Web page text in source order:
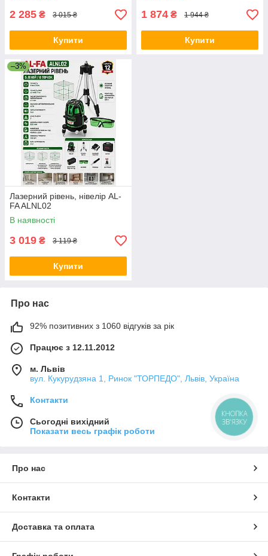
2 285 ₴ 3 015 ₴
Купити
1 874 ₴ 1 944 ₴
Купити
–3%
Лазерний рівень, нівелір AL-
FA ALNL02
В наявності
3 019 ₴ 3 119 ₴
Купити
Про нас
92% позитивних з 1060 відгуків за рік
Працює з 12.11.2012
м. Львів
вул. Кукурудзяна 1, Ринок "ТОРПЕДО", Львів, Україна
Контакти
Сьогодні вихідний
Показати весь графік роботи
Про нас
Контакти
Доставка та оплата
КНОПКА
ЗВ'ЯЗКУ